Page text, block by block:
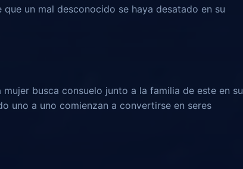
un mal desconocido se haya desatado en su
busca consuelo junto a la familia de este en su
uno a uno comienzan a convertirse en seres